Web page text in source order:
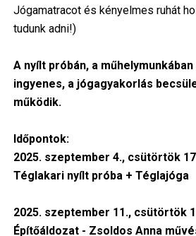
Jógamatracot és kényelmes ruhát
tudunk adni!)
A nyílt próbán, a
ingyenes, a jógagyakorlás
működik.
Időpontok:
2025. szeptember 4., csütörtök
Téglakari nyílt próba + Téglajóga
2025. szeptember 11., csütörtök
Építőáldozat - Zsoldos Anna